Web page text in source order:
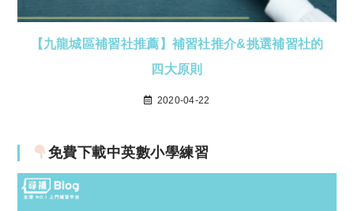
【九龍城區補習社推薦】補習社推介&挑選補習社的
四大原則
2020-04-22
免費下載中英數小學練習